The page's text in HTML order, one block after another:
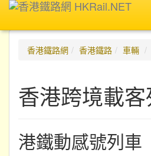
香港鐵路網
香港鐵路 車輛
香港跨境載
港鐵動感號列車